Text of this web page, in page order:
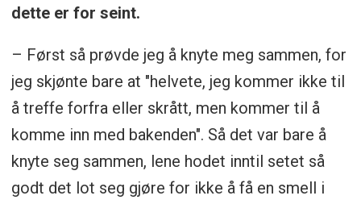
dette er for seint.
– Først så prøvde jeg å knyte meg sammen, for
jeg skjønte bare at "helvete, jeg kommer ikke til
å treffe forfra eller skrått, men kommer til å
komme inn med bakenden". Så det var bare å
knyte seg sammen, lene hodet inntil setet så
godt det lot seg gjøre for ikke å få en smell i